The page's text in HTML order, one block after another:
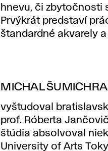
hnevu, či zbytočnosti
Prvýkrát predstaví
štandardné akvarely
MICHAL
vyštudoval
prof. Róberta
štúdia absolvoval
University of Arts